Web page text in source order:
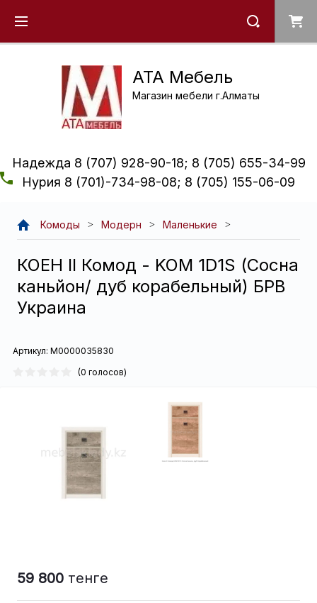
ATA Мебель
Магазин мебели г.Алматы
Надежда 8 (707) 928-90-18; 8 (705) 655-34-99
Нурия 8 (701)-734-98-08; 8 (705) 155-06-09
Комоды Модерн Маленькие
КОЕН ІІ Комод - KOM 1D1S (Сосна
каньйон/ дуб корабельный) БРВ
Украина
Артикул: М0000035830
(0 голосов)
59 800 тенге